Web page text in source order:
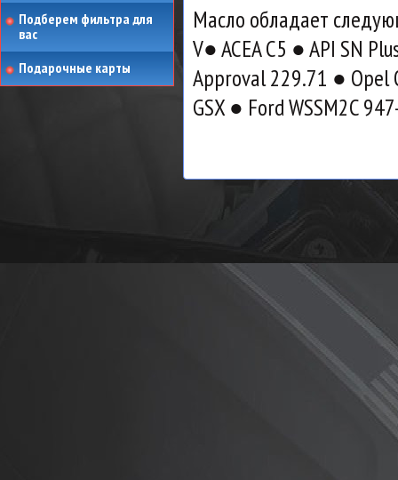
Подберем фильтра для
вас
Подарочные карты
Масло обладает
V● ACEA C5 ● API SN
Approval 229.71 ● Opel
GSX ● Ford WSSM2C